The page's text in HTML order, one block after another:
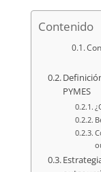
Contenido
PYMES